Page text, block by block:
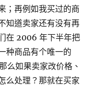
；再例如我买过的商
知道卖家还有没有再
在 2006 年下半年把
种商品有个唯一的
么如果卖家改价格、
么处理？那就在买家